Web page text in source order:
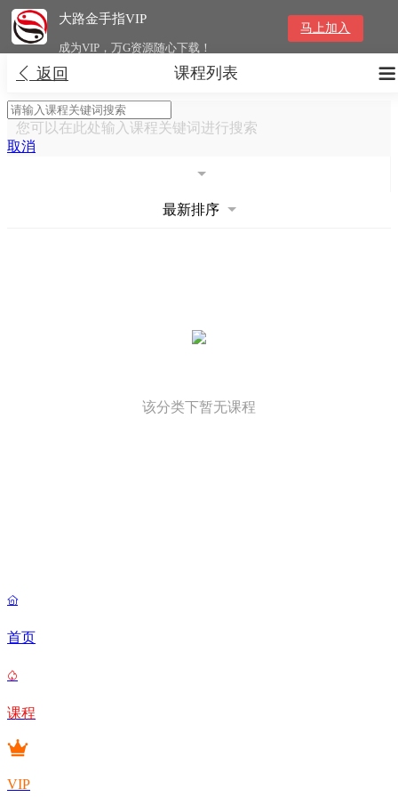
大路金手指VIP
成为VIP，万G资源随心下载！
马上加入
 返回 
课程列表
您可以在此处输入课程关键词进行搜索
取消
最新排序
该分类下暂无课程

首页

课程
VIP